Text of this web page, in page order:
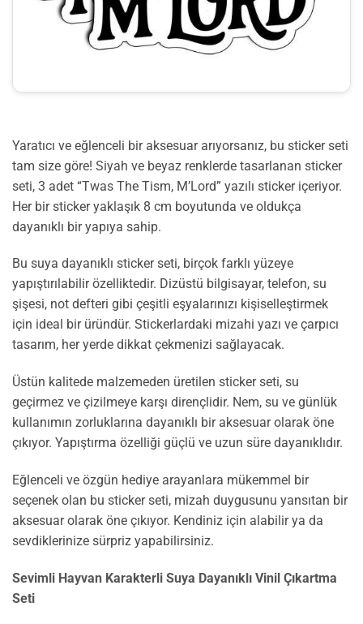
Yaratıcı ve eğlenceli bir aksesuar arıyorsanız, bu sticker seti
tam size göre! Siyah ve beyaz renklerde tasarlanan sticker
seti, 3 adet “Twas The Tism, M’Lord” yazılı sticker içeriyor.
Her bir sticker yaklaşık 8 cm boyutunda ve oldukça
dayanıklı bir yapıya sahip.
Bu suya dayanıklı sticker seti, birçok farklı yüzeye
yapıştırılabilir özelliktedir. Dizüstü bilgisayar, telefon, su
şişesi, not defteri gibi çeşitli eşyalarınızı kişiselleştirmek
için ideal bir üründür. Stickerlardaki mizahi yazı ve çarpıcı
tasarım, her yerde dikkat çekmenizi sağlayacak.
Üstün kalitede malzemeden üretilen sticker seti, su
geçirmez ve çizilmeye karşı dirençlidir. Nem, su ve günlük
kullanımın zorluklarına dayanıklı bir aksesuar olarak öne
çıkıyor. Yapıştırma özelliği güçlü ve uzun süre dayanıklıdır.
Eğlenceli ve özgün hediye arayanlara mükemmel bir
seçenek olan bu sticker seti, mizah duygusunu yansıtan bir
aksesuar olarak öne çıkıyor. Kendiniz için alabilir ya da
sevdiklerinize sürpriz yapabilirsiniz.
Sevimli Hayvan Karakterli Suya Dayanıklı Vinil Çıkartma
Seti